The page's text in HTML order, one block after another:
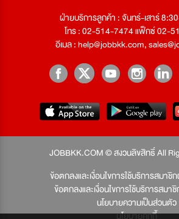
ฝ่ายบริการลูกค้า : จันทร์-เสาร์
โทร : 02-514-7474 แฟ็กซ์ 02-
อีเมล :help@jobbkk.com,
JOBBKK.COM © สงวนลิขสิทธิ์ All
ข้อตกลงและเงื่อนไขการใช้บริการสมาชิ
ข้อตกลงและเงื่อนไขการใช้บริการสมา
นโยบายความเป็นส่วนตัว